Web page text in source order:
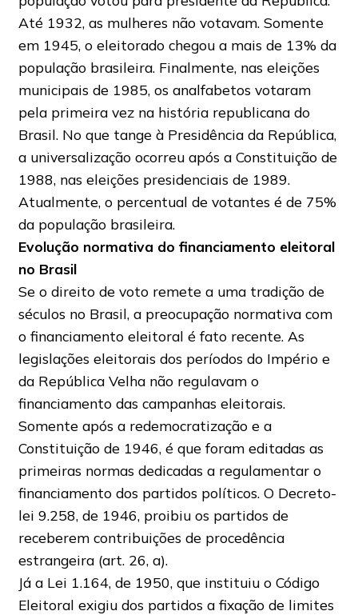
Até 1932, as mulheres não votavam. Somente
em 1945, o eleitorado chegou a mais de 13% da
população brasileira. Finalmente, nas eleições
municipais de 1985, os analfabetos votaram
pela primeira vez na história republicana do
Brasil. No que tange à Presidência da República,
a universalização ocorreu após a Constituição de
1988, nas eleições presidenciais de 1989.
Atualmente, o percentual de votantes é de 75%
da população brasileira.
Evolução normativa do financiamento eleitoral
no Brasil
Se o direito de voto remete a uma tradição de
séculos no Brasil, a preocupação normativa com
o financiamento eleitoral é fato recente. As
legislações eleitorais dos períodos do Império e
da República Velha não regulavam o
financiamento das campanhas eleitorais.
Somente após a redemocratização e a
Constituição de 1946, é que foram editadas as
primeiras normas dedicadas a regulamentar o
financiamento dos partidos políticos. O Decreto-
lei 9.258, de 1946, proibiu os partidos de
receberem contribuições de procedência
estrangeira (art. 26, a).
Já a Lei 1.164, de 1950, que instituiu o Código
Eleitoral exigiu dos partidos a fixação de limites